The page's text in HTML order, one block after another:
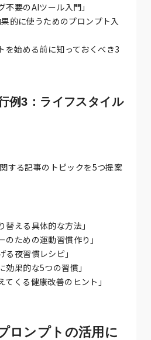
不要のAIツール入門」
的に使うためのプロンプト入
を始める前に知っておくべき3
例3：ライフスタイル
する記事のトピックを5つ提案
替える具体的な方法」
のための運動習慣作り」
る夜習慣レシピ」
効果的な5つの習慣」
てくる健康改善のヒント」
ロンプトの活用に